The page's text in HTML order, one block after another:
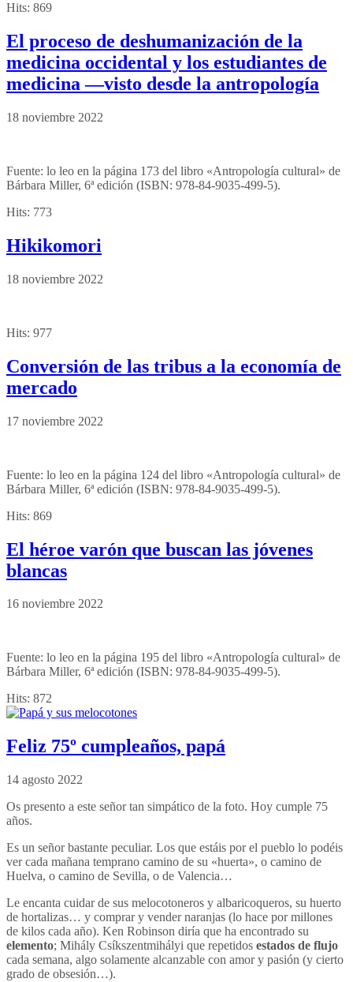
Hits: 869
El proceso de deshumanización de la
medicina occidental y los estudiantes de
medicina —visto desde la antropología
18 noviembre 2022
Fuente: lo leo en la página 173 del libro «Antropología cultural» de
Bárbara Miller, 6ª edición (ISBN: 978-84-9035-499-5).
Hits: 773
Hikikomori
18 noviembre 2022
Hits: 977
Conversión de las tribus a la economía de
mercado
17 noviembre 2022
Fuente: lo leo en la página 124 del libro «Antropología cultural» de
Bárbara Miller, 6ª edición (ISBN: 978-84-9035-499-5).
Hits: 869
El héroe varón que buscan las jóvenes
blancas
16 noviembre 2022
Fuente: lo leo en la página 195 del libro «Antropología cultural» de
Bárbara Miller, 6ª edición (ISBN: 978-84-9035-499-5).
Hits: 872
Feliz 75º cumpleaños, papá
14 agosto 2022
Os presento a este señor tan simpático de la foto. Hoy cumple 75
años.
Es un señor bastante peculiar. Los que estáis por el pueblo lo podéis
ver cada mañana temprano camino de su «huerta», o camino de
Huelva, o camino de Sevilla, o de Valencia…
Le encanta cuidar de sus melocotoneros y albaricoqueros, su huerto
de hortalizas… y comprar y vender naranjas (lo hace por millones
de kilos cada año). Ken Robinson diría que ha encontrado su
elemento; Mihály Csíkszentmihályi que repetidos estados de flujo
cada semana, algo solamente alcanzable con amor y pasión (y cierto
grado de obsesión…).